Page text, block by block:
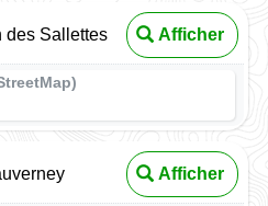
des Sallettes Afficher
Afficher